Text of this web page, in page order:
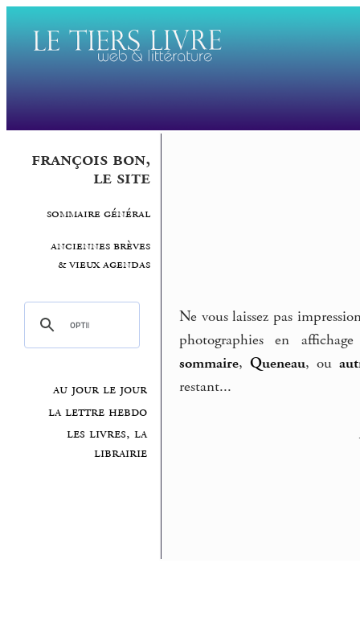
françois bon,
le site
sommaire général
anciennes brèves
& vieux agendas
au jour le jour
la lettre hebdo
les livres, la
librairie
Ne vous laissez pas
photographies en
sommaire,Queneau, ou
restant...